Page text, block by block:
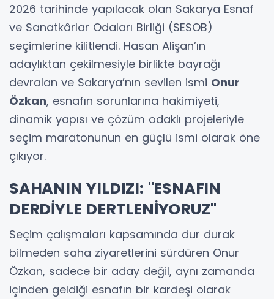
2026 tarihinde yapılacak olan Sakarya Esnaf
ve Sanatkârlar Odaları Birliği (SESOB)
seçimlerine kilitlendi. Hasan Alişan’ın
adaylıktan çekilmesiyle birlikte bayrağı
devralan ve Sakarya’nın sevilen ismi Onur
Özkan, esnafın sorunlarına hakimiyeti,
dinamik yapısı ve çözüm odaklı projeleriyle
seçim maratonunun en güçlü ismi olarak öne
çıkıyor.
SAHANIN YILDIZI: "ESNAFIN
DERDİYLE DERTLENİYORUZ"
Seçim çalışmaları kapsamında dur durak
bilmeden saha ziyaretlerini sürdüren Onur
Özkan, sadece bir aday değil, aynı zamanda
içinden geldiği esnafın bir kardeşi olarak